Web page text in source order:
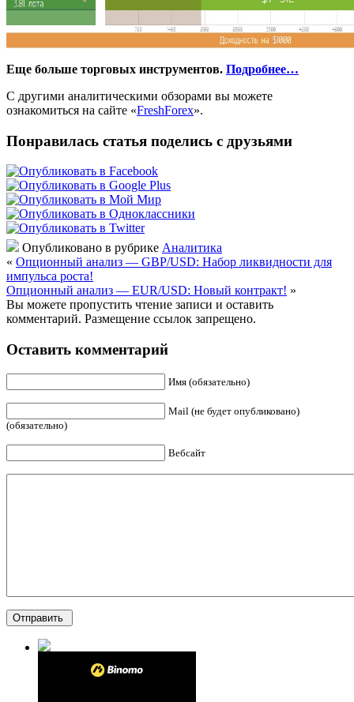
Еще больше торговых инструментов. Подробнее…
С другими аналитическими обзорами вы можете
ознакомиться на сайте «FreshForex».
Понравилась статья поделись с друзьями
Опубликовано в рубрике Аналитика
« Опционный анализ — GBP/USD: Набор ликвидности для
импульса роста!
Опционный анализ — EUR/USD: Новый контракт! »
Вы можете пропустить чтение записи и оставить
комментарий. Размещение ссылок запрещено.
Оставить комментарий
Имя (обязательно)
Mail (не будет опубликовано)
(обязательно)
Вебсайт